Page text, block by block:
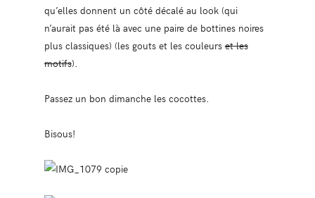
qu’elles donnent un côté décalé au look (qui
n’aurait pas été là avec une paire de bottines noires
plus classiques) (les gouts et les couleurset les
motifs).
Passez un bon dimanche les cocottes.
Bisous!